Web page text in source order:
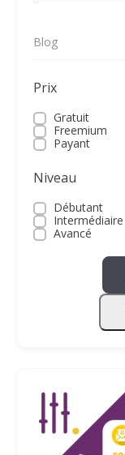
Blog
Prix
Gratuit
Freemium
Payant
Niveau
Débutant
Intermédiaire
Avancé